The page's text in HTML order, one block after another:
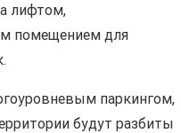
лифтом,
помещением для
паркингом,
будут разбиты